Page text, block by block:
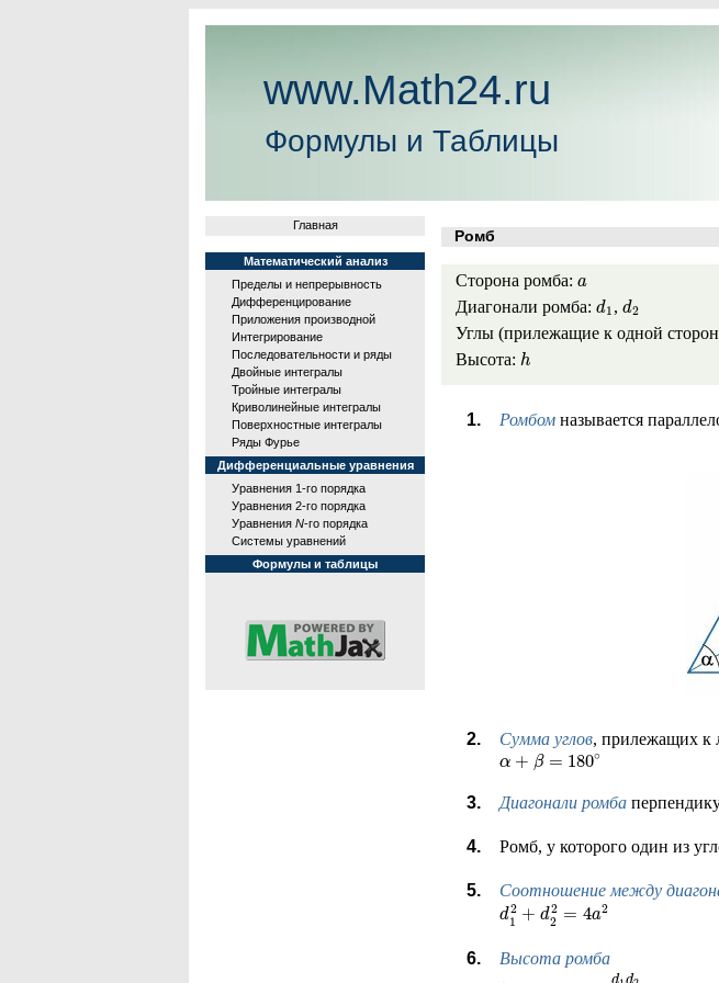
www.Math24.ru
Формулы и Таблицы
Главная
Математический анализ
Пределы и непрерывность
Дифференцирование
Приложения производной
Интегрирование
Последовательности и ряды
Двойные интегралы
Тройные интегралы
Криволинейные интегралы
Поверхностные интегралы
Ряды Фурье
Дифференциальные уравнения
Уравнения 1-го порядка
Уравнения 2-го порядка
Уравнения N-го порядка
Системы уравнений
Формулы и таблицы
Ромб
Сторона ромба: a
Диагонали ромба: d1 , d2
Углы (прилежащие к одной
Высота: h
Ромбомназывается
Сумма углов, прилежащих к
α + β = 180∘
Диагонали ромба
Ромб, у которого один из
Соотношение между
d2
1
+ d2
2 = 4a2
Высота ромба
d d